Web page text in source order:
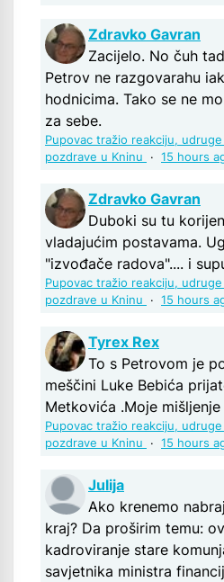
Zdravko Gavran
Zacijelo. No čuh
Petrov ne razgovarahu
hodnicima. Tako se ne
za sebe.
Pupovac tražio reakciju,
pozdrave u Kninu
· 15 hours
Zdravko Gavran
Duboki su tu
vladajućim postavama.
"izvođače radova".... i
Pupovac tražio reakciju,
pozdrave u Kninu
· 15 hours
Tyrex Rex
To s Petrovom je
meščini Luke Bebića
Metkovića .Moje mišljenje
Pupovac tražio reakciju,
pozdrave u Kninu
· 15 hours
Julija
Ako krenemo
kraj? Da proširim temu:
kadroviranje stare
savjetnika ministra